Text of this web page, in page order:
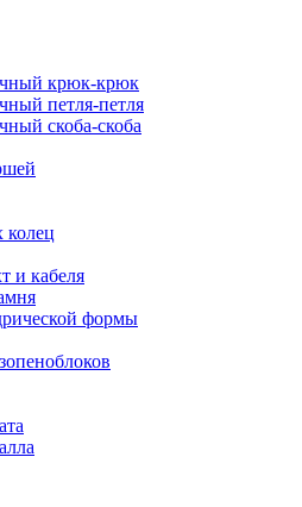
крюк-крюк
петля-петля
скоба-скоба
колец
и кабеля
формы